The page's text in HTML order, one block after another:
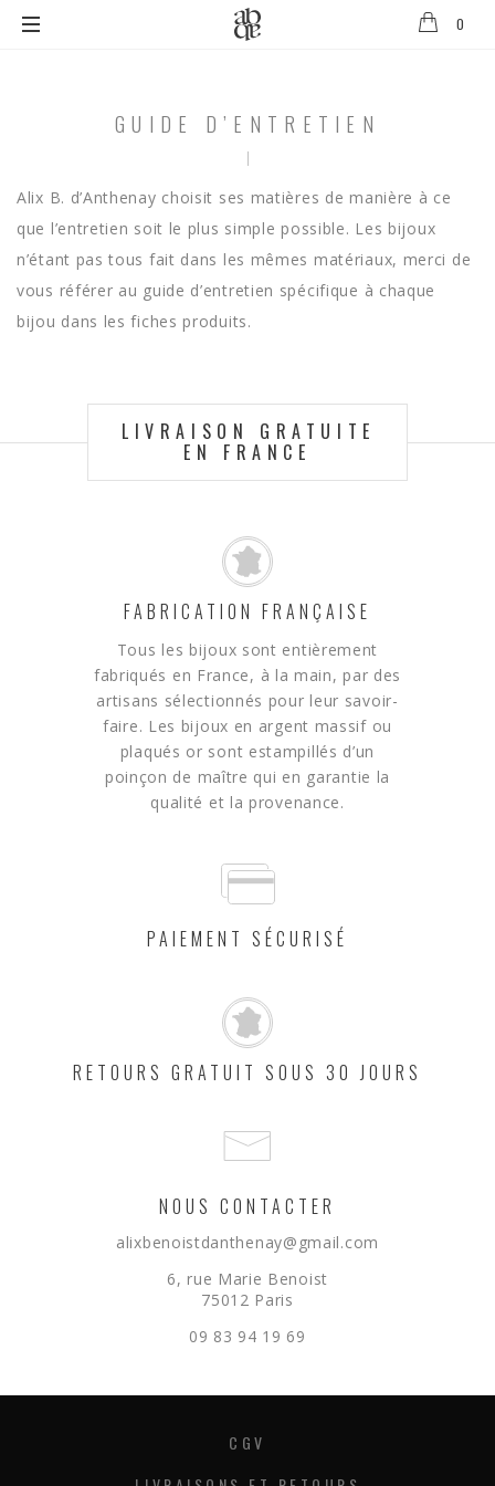
D'Anthenay
0
GUIDE D’ENTRETIEN
Alix B. d’Anthenay choisit ses matières de manière à ce
que l’entretien soit le plus simple possible. Les bijoux
n’étant pas tous fait dans les mêmes matériaux, merci de
vous référer au guide d’entretien spécifique à chaque
bijou dans les fiches produits.
LIVRAISON GRATUITE
EN FRANCE
FABRICATION FRANÇAISE
Tous les bijoux sont entièrement
fabriqués en France, à la main, par des
artisans sélectionnés pour leur savoir-
faire. Les bijoux en argent massif ou
plaqués or sont estampillés d’un
poinçon de maître qui en garantie la
qualité et la provenance.
PAIEMENT SÉCURISÉ
RETOURS GRATUIT SOUS 30 JOURS
NOUS CONTACTER
alixbenoistdanthenay@gmail.com
6, rue Marie Benoist
75012 Paris
09 83 94 19 69
CGV